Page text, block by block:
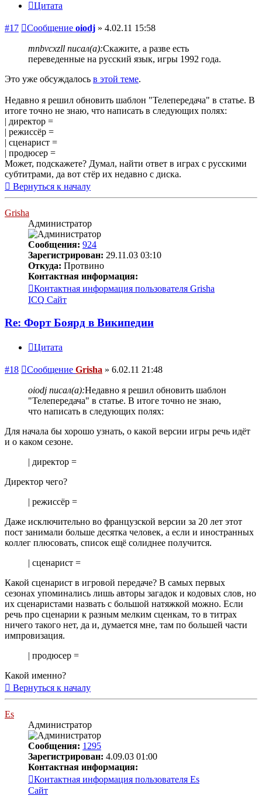
Цитата
#17 Сообщение oiodj » 4.02.11 15:58
mnbvcxzll писал(а):Скажите, а разве есть
переведенные на русский язык, игры 1992 года.
Это уже обсуждалось в этой теме.
Недавно я решил обновить шаблон "Телепередача" в статье. В
итоге точно не знаю, что написать в следующих полях:
| директор =
| режиссёр =
| сценарист =
| продюсер =
Может, подскажете? Думал, найти ответ в играх с русскими
субтитрами, да вот стёр их недавно с диска.
Вернуться к началу
Grisha
Администратор
Сообщения: 924
Зарегистрирован: 29.11.03 03:10
Откуда: Протвино
Контактная информация:
Контактная информация пользователя Grisha
ICQ Сайт
Re: Форт Боярд в Википедии
Цитата
#18 Сообщение Grisha » 6.02.11 21:48
oiodj писал(а):Недавно я решил обновить шаблон
"Телепередача" в статье. В итоге точно не знаю,
что написать в следующих полях:
Для начала бы хорошо узнать, о какой версии игры речь идёт
и о каком сезоне.
| директор =
Директор чего?
| режиссёр =
Даже исключительно во французской версии за 20 лет этот
пост занимали больше десятка человек, а если и иностранных
коллег плюсовать, список ещё солиднее получится.
| сценарист =
Какой сценарист в игровой передаче? В самых первых
сезонах упоминались лишь авторы загадок и кодовых слов, но
их сценаристами назвать с большой натяжкой можно. Если
речь про сценарии к разным мелким сценкам, то в титрах
ничего такого нет, да и, думается мне, там по большей части
импровизация.
| продюсер =
Какой именно?
Вернуться к началу
Es
Администратор
Сообщения: 1295
Зарегистрирован: 4.09.03 01:00
Контактная информация:
Контактная информация пользователя Es
Сайт